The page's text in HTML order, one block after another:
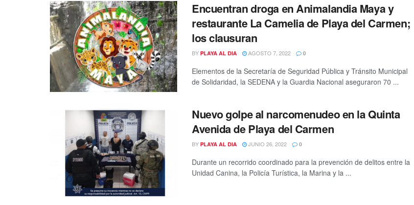
Encuentran droga en Animalandia Maya y
restaurante La Camelia de Playa del Carmen;
los clausuran
BY PLAYA AL DIA AGOSTO 7, 2022 0
Elementos de la Secretaría de Seguridad Pública y Tránsito Municipal
de Solidaridad, la SEDENA y la Guardia Nacional aseguraron 70 ...
Nuevo golpe al narcomenudeo en la Quinta
Avenida de Playa del Carmen
BY PLAYA AL DIA JUNIO 26, 2022 0
Durante un recorrido coordinado para la prevención de delitos entre la
Unidad Canina, la Policía Turística, la Marina y la ...